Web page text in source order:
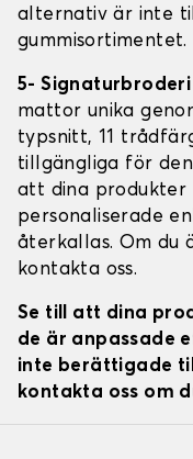
alternativ är inte
gummisortimentet.
5- Signaturbroderi
mattor unika
typsnitt, 11
tillgängliga för
att dina produkter
personaliserade
återkallas. Om du
kontakta oss.
Se till att dina
de är anpassade
inte berättigade
kontakta oss om